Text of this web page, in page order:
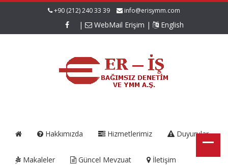
+90 (212) 240 33 39 info@erisymm.com
| WebMail Erişim | English
Hakkımızda Hizmetlerimiz Duyurular
Makaleler Güncel Mevzuat İletişim